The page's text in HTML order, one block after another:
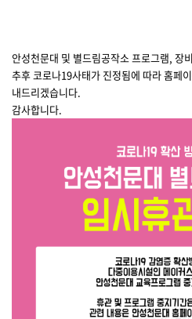
안성천문대 및 별드림공작소 프로그램, 장
추후 코로나19사태가 진정됨에 따라 홈페
내드리겠습니다.
감사합니다.